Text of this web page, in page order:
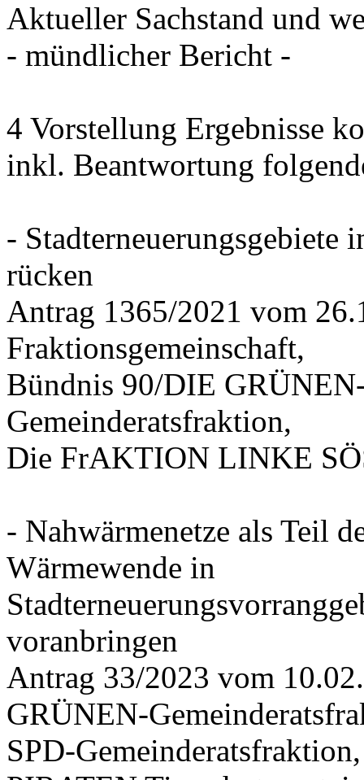
Aktueller Sachstand und
- mündlicher Bericht -
4 Vorstellung Ergebnisse
inkl. Beantwortung
- Stadterneuerungsgebiete
rücken
Antrag 1365/2021 vom
Fraktionsgemeinschaft,
Bündnis 90/DIE
Gemeinderatsfraktion,
Die FrAKTION LINKE
- Nahwärmenetze als Teil
Wärmewende in
voranbringen
Antrag 33/2023 vom
GRÜNEN-
SPD-